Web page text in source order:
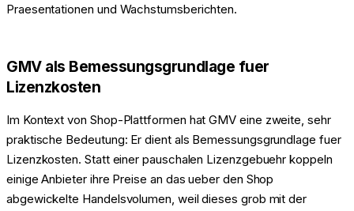
Praesentationen und Wachstumsberichten.
GMV als Bemessungsgrundlage fuer
Lizenzkosten
Im Kontext von Shop-Plattformen hat GMV eine zweite, sehr
praktische Bedeutung: Er dient als Bemessungsgrundlage fuer
Lizenzkosten. Statt einer pauschalen Lizenzgebuehr koppeln
einige Anbieter ihre Preise an das ueber den Shop
abgewickelte Handelsvolumen, weil dieses grob mit der